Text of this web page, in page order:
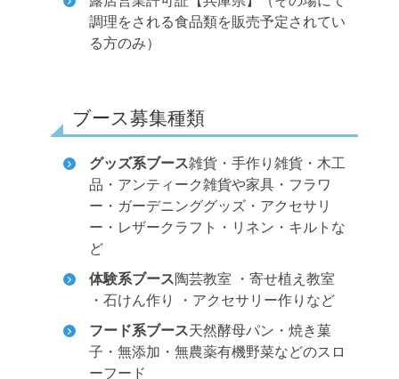
調理をされる食品類を販売予定されてい
る方のみ）
ブース募集種類
グッズ系ブース雑貨・手作り雑貨・木工
品・アンティーク雑貨や家具・フラワ
ー・ガーデニンググッズ・アクセサリ
ー・レザークラフト・リネン・キルトな
ど
体験系ブース陶芸教室 ・寄せ植え教室
・石けん作り ・アクセサリー作りなど
フード系ブース天然酵母パン・焼き菓
子・無添加・無農薬有機野菜などのスロ
ーフード